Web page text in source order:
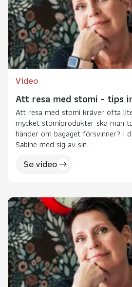
Video
Att resa med stomi - tips
Att resa med stomi kräver ofta
mycket stomiprodukter ska man
händer om bagaget försvinner? I
Sabine med sig av sin...
Se video